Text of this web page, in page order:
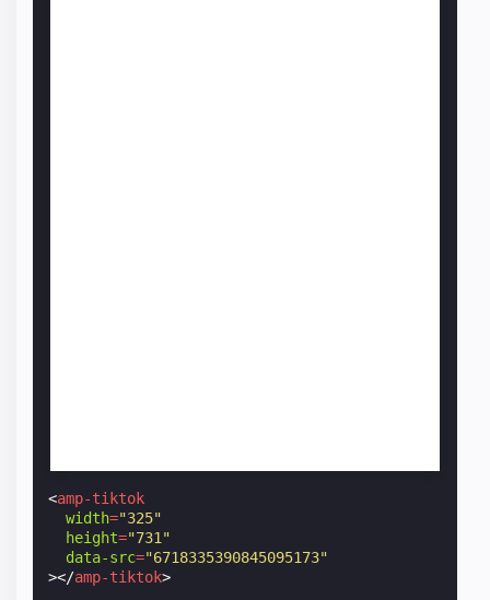
<amp-tiktok
width="325"
height="731"
data-src="6718335390845095173"
></amp-tiktok>